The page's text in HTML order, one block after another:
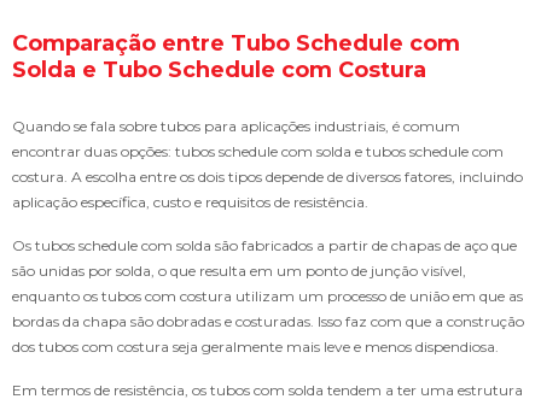
Comparação entre Tubo Schedule com
Solda e Tubo Schedule com Costura
Quando se fala sobre tubos para aplicações industriais, é comum
encontrar duas opções: tubos schedule com solda e tubos schedule com
costura. A escolha entre os dois tipos depende de diversos fatores, incluindo
aplicação específica, custo e requisitos de resistência.
Os tubos schedule com solda são fabricados a partir de chapas de aço que
são unidas por solda, o que resulta em um ponto de junção visível,
enquanto os tubos com costura utilizam um processo de união em que as
bordas da chapa são dobradas e costuradas. Isso faz com que a construção
dos tubos com costura seja geralmente mais leve e menos dispendiosa.
Em termos de resistência, os tubos com solda tendem a ter uma estrutura